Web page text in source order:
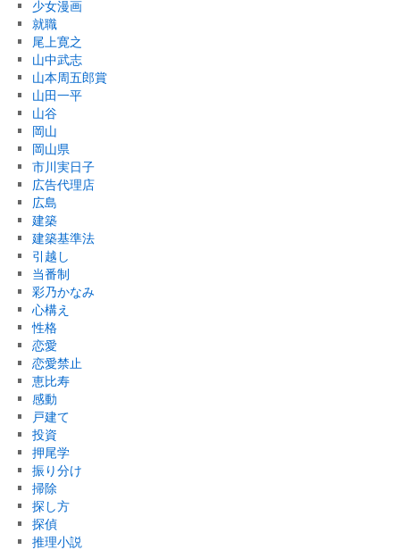
少女漫画
就職
尾上寛之
山中武志
山本周五郎賞
山田一平
山谷
岡山
岡山県
市川実日子
広告代理店
広島
建築
建築基準法
引越し
当番制
彩乃かなみ
心構え
性格
恋愛
恋愛禁止
恵比寿
感動
戸建て
投資
押尾学
振り分け
掃除
探し方
探偵
推理小説